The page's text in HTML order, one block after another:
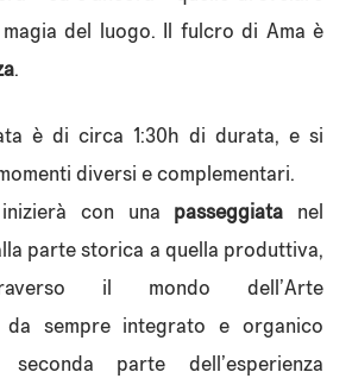
del luogo. Il fulcro di Ama è
.
è di circa 1:30h di durata, e si
diversi e complementari.
con una passeggiata nel
parte storica a quella produttiva,
il mondo dell’Arte
da sempre integrato e organico
seconda parte dell’esperienza